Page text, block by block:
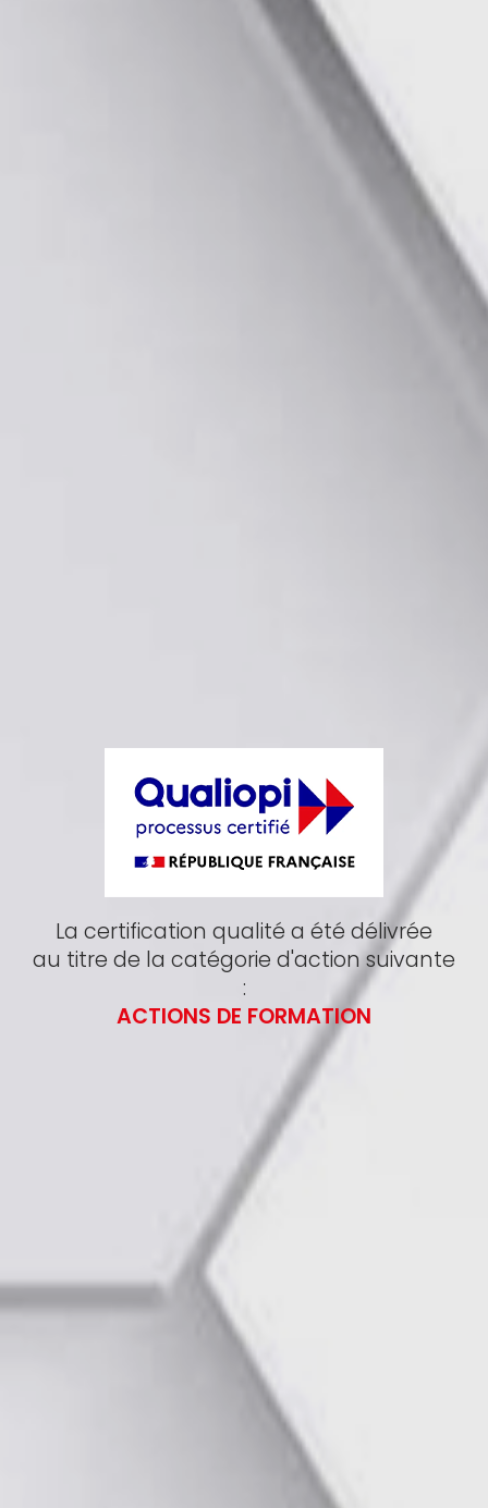
La certification qualité a été délivrée
au titre de la catégorie d'action suivante
:
ACTIONS DE FORMATION